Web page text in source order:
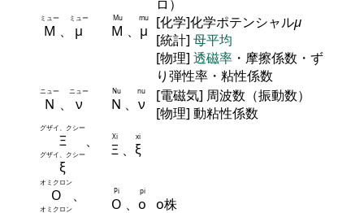
Μ
ミュー
、 μ
ミュー
Μ
Mu
、 μ
mu
ロ）
[化学]化学ポテンシャルμ
[統計] 母平均
[物理] 透磁率 ・摩擦係数・ず
り弾性率・粘性係数
Ν
ニュー
、 ν
ニュー
Ν
Nu
、 ν
nu
[電磁気] 周波数（振動数）
[物理] 動粘性係数
Ξ
グザイ、クシー
、
ξ
グザイ、クシー Ξ
Xi
、 ξ
xi
Ο
オミクロン
、
オミクロン Ο
Pi
、 ο
pi
ο株